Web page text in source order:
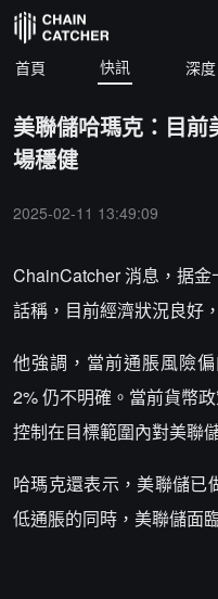
首頁 快訊 深度
美聯儲哈瑪克：目
場穩健
2025-02-11 13:49:09
ChainCatcher 消息，据
話稱，目前經濟狀況良好
他強調，當前通脹風險
2% 仍不明確。當前貨幣
控制在目標範圍內對美聯
哈瑪克還表示，美聯儲已
低通脹的同時，美聯儲面